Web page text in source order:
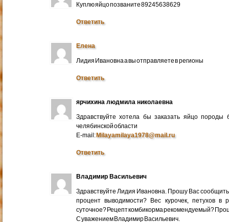
Куплю яйцо позваните 89245638629
Ответить
Елена
Лидия Ивановна а вы отправляете в регионы
Ответить
ярчихина людмила николаевна
Здравствуйте хотела бы заказать яйцо
челябинской области
E-mail:Milayamilaya1978@mail.ru
Ответить
Владимир Васильевич
Здравствуйте Лидия Ивановна. Прошу Вас
процент выводимости? Вес курочек, петухов в
суточное? Рецепт комбикорма рекомендуемый?
С уважением Владимир Васильевич.